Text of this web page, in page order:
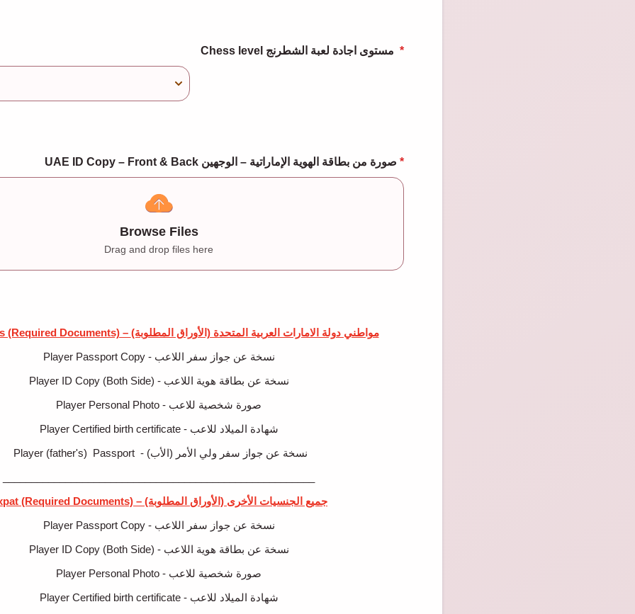
*
UAE ID Copy – Front & Back صورة من بطاقة الهوية الإماراتية – الوجهين *
Browse Files
Drag and drop files here
UAE Citizens (Required Documents) – مواطني دولة الامارات العربية المتحدة (الأوراق المطلوبة)
Player Passport Copy - نسخة عن جواز سفر اللاعب
Player ID Copy (Both Side) - نسخة عن بطاقة هوية اللاعب
Player Personal Photo - صورة شخصية للاعب
Player Certified birth certificate - شهادة الميلاد للاعب
Player (father's) Passport - نسخة عن جواز سفر ولي الأمر (الأب)
Expat (Required Documents) – جميع الجنسيات الأخرى (الأوراق المطلوبة)
Player Passport Copy - نسخة عن جواز سفر اللاعب
Player ID Copy (Both Side) - نسخة عن بطاقة هوية اللاعب
Player Personal Photo - صورة شخصية للاعب
Player Certified birth certificate - شهادة الميلاد للاعب